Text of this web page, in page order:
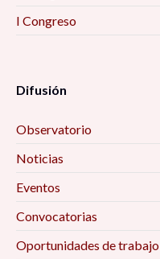
I Congreso
Difusión
Observatorio
Noticias
Eventos
Convocatorias
Oportunidades de trabajo